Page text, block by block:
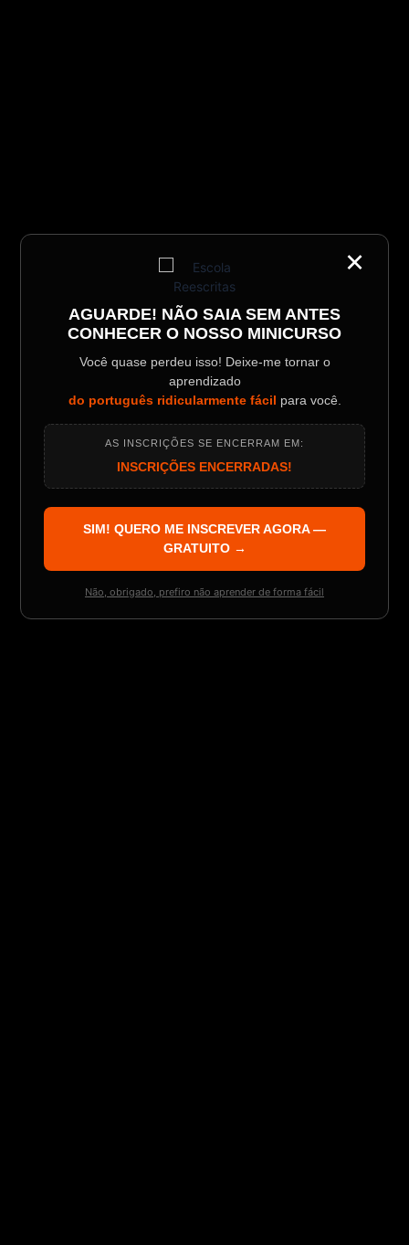
×
AGUARDE! NÃO SAIA SEM ANTES
CONHECER O NOSSO MINICURSO
Você quase perdeu isso! Deixe-me tornar o
aprendizado
do português ridicularmente fácil para você.
AS INSCRIÇÕES SE ENCERRAM EM:
INSCRIÇÕES ENCERRADAS!
SIM! QUERO ME INSCREVER AGORA —
GRATUITO →
Não, obrigado, prefiro não aprender de forma fácil